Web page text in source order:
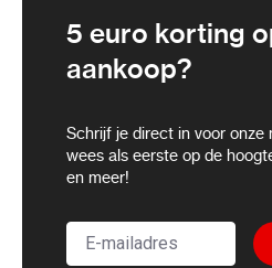
5 euro korting
aankoop?
Schrijf je direct in voor onze
wees als eerste op de
en meer!